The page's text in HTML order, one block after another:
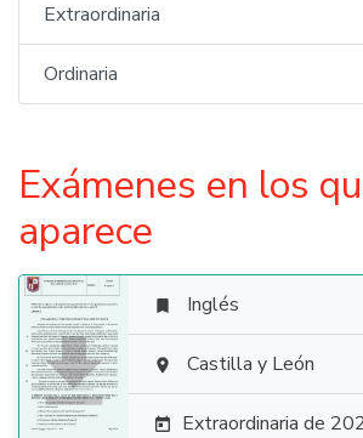
Extraordinaria
Ordinaria
Exámenes en los
aparece

 Inglés
 Castilla y León
 Extraordinaria de